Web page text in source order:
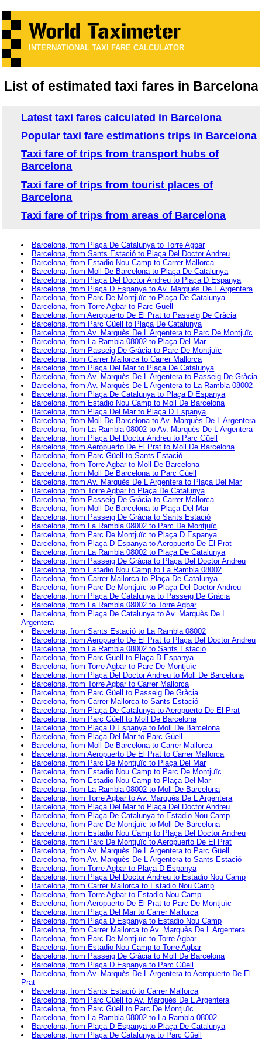
INTERNATIONAL TAXI FARE CALCULATOR
List of estimated taxi fares in Barcelona
Latest taxi fares calculated in Barcelona
Popular taxi fare estimations trips in Barcelona
Taxi fare of trips from transport hubs of
Barcelona
Taxi fare of trips from tourist places of
Barcelona
Taxi fare of trips from areas of Barcelona
Barcelona, from Plaça De Catalunya to Torre Agbar
Barcelona, from Sants Estació to Plaça Del Doctor Andreu
Barcelona, from Estadio Nou Camp to Carrer Mallorca
Barcelona, from Moll De Barcelona to Plaça De Catalunya
Barcelona, from Plaça Del Doctor Andreu to Plaça D Espanya
Barcelona, from Plaça D Espanya to Av. Marquès De L Argentera
Barcelona, from Parc De Montjuïc to Plaça De Catalunya
Barcelona, from Torre Agbar to Parc Güell
Barcelona, from Aeropuerto De El Prat to Passeig De Gràcia
Barcelona, from Parc Güell to Plaça De Catalunya
Barcelona, from Av. Marquès De L Argentera to Parc De Montjuïc
Barcelona, from La Rambla 08002 to Plaça Del Mar
Barcelona, from Passeig De Gràcia to Parc De Montjuïc
Barcelona, from Carrer Mallorca to Carrer Mallorca
Barcelona, from Plaça Del Mar to Plaça De Catalunya
Barcelona, from Av. Marquès De L Argentera to Passeig De Gràcia
Barcelona, from Av. Marquès De L Argentera to La Rambla 08002
Barcelona, from Plaça De Catalunya to Plaça D Espanya
Barcelona, from Estadio Nou Camp to Moll De Barcelona
Barcelona, from Plaça Del Mar to Plaça D Espanya
Barcelona, from Moll De Barcelona to Av. Marquès De L Argentera
Barcelona, from La Rambla 08002 to Av. Marquès De L Argentera
Barcelona, from Plaça Del Doctor Andreu to Parc Güell
Barcelona, from Aeropuerto De El Prat to Moll De Barcelona
Barcelona, from Parc Güell to Sants Estació
Barcelona, from Torre Agbar to Moll De Barcelona
Barcelona, from Moll De Barcelona to Parc Güell
Barcelona, from Av. Marquès De L Argentera to Plaça Del Mar
Barcelona, from Torre Agbar to Plaça De Catalunya
Barcelona, from Passeig De Gràcia to Carrer Mallorca
Barcelona, from Moll De Barcelona to Plaça Del Mar
Barcelona, from Passeig De Gràcia to Sants Estació
Barcelona, from La Rambla 08002 to Parc De Montjuïc
Barcelona, from Parc De Montjuïc to Plaça D Espanya
Barcelona, from Plaça D Espanya to Aeropuerto De El Prat
Barcelona, from La Rambla 08002 to Plaça De Catalunya
Barcelona, from Passeig De Gràcia to Plaça Del Doctor Andreu
Barcelona, from Estadio Nou Camp to La Rambla 08002
Barcelona, from Carrer Mallorca to Plaça De Catalunya
Barcelona, from Parc De Montjuïc to Plaça Del Doctor Andreu
Barcelona, from Plaça De Catalunya to Passeig De Gràcia
Barcelona, from La Rambla 08002 to Torre Agbar
Barcelona, from Plaça De Catalunya to Av. Marquès De L
Argentera
Barcelona, from Sants Estació to La Rambla 08002
Barcelona, from Aeropuerto De El Prat to Plaça Del Doctor Andreu
Barcelona, from La Rambla 08002 to Sants Estació
Barcelona, from Parc Güell to Plaça D Espanya
Barcelona, from Torre Agbar to Parc De Montjuïc
Barcelona, from Plaça Del Doctor Andreu to Moll De Barcelona
Barcelona, from Torre Agbar to Carrer Mallorca
Barcelona, from Parc Güell to Passeig De Gràcia
Barcelona, from Carrer Mallorca to Sants Estació
Barcelona, from Plaça De Catalunya to Aeropuerto De El Prat
Barcelona, from Parc Güell to Moll De Barcelona
Barcelona, from Plaça D Espanya to Moll De Barcelona
Barcelona, from Plaça Del Mar to Parc Güell
Barcelona, from Moll De Barcelona to Carrer Mallorca
Barcelona, from Aeropuerto De El Prat to Carrer Mallorca
Barcelona, from Parc De Montjuïc to Plaça Del Mar
Barcelona, from Estadio Nou Camp to Parc De Montjuïc
Barcelona, from Estadio Nou Camp to Plaça Del Mar
Barcelona, from La Rambla 08002 to Moll De Barcelona
Barcelona, from Torre Agbar to Av. Marquès De L Argentera
Barcelona, from Plaça Del Mar to Plaça Del Doctor Andreu
Barcelona, from Plaça De Catalunya to Estadio Nou Camp
Barcelona, from Parc De Montjuïc to Moll De Barcelona
Barcelona, from Estadio Nou Camp to Plaça Del Doctor Andreu
Barcelona, from Parc De Montjuïc to Aeropuerto De El Prat
Barcelona, from Av. Marquès De L Argentera to Parc Güell
Barcelona, from Av. Marquès De L Argentera to Sants Estació
Barcelona, from Torre Agbar to Plaça D Espanya
Barcelona, from Plaça Del Doctor Andreu to Estadio Nou Camp
Barcelona, from Carrer Mallorca to Estadio Nou Camp
Barcelona, from Torre Agbar to Estadio Nou Camp
Barcelona, from Aeropuerto De El Prat to Parc De Montjuïc
Barcelona, from Plaça Del Mar to Carrer Mallorca
Barcelona, from Plaça D Espanya to Estadio Nou Camp
Barcelona, from Carrer Mallorca to Av. Marquès De L Argentera
Barcelona, from Parc De Montjuïc to Torre Agbar
Barcelona, from Estadio Nou Camp to Torre Agbar
Barcelona, from Passeig De Gràcia to Moll De Barcelona
Barcelona, from Plaça D Espanya to Parc Güell
Barcelona, from Av. Marquès De L Argentera to Aeropuerto De El
Prat
Barcelona, from Sants Estació to Carrer Mallorca
Barcelona, from Parc Güell to Av. Marquès De L Argentera
Barcelona, from Parc Güell to Parc De Montjuïc
Barcelona, from La Rambla 08002 to La Rambla 08002
Barcelona, from Plaça D Espanya to Plaça De Catalunya
Barcelona, from Plaça De Catalunya to Parc Güell